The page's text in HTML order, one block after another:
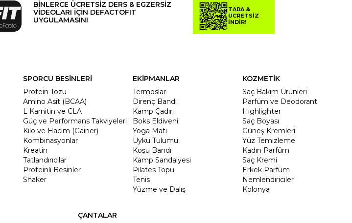
BİNLERCE ÜCRETSİZ DERS & EGZERSİZ
VİDEOLARI İÇİN DEFACTOFIT
UYGULAMASINI
TARA &
ÜCRETSİZ
İNDİR!
SPORCU BESİNLERİ
Protein Tozu
Amino Asit (BCAA)
L Karnitin ve CLA
Güç ve Performans Takviyeleri
Kilo ve Hacim (Gainer)
Kombinasyonlar
Kreatin
Tatlandırıcılar
Proteinli Besinler
Shaker
EKİPMANLAR
Termoslar
Direnç Bandı
Kamp Çadırı
Boks Eldiveni
Yoga Matı
Uyku Tulumu
Koşu Bandı
Kamp Sandalyesi
Pilates Topu
Tenis
Yüzme ve Dalış
KOZMETİK
Saç Bakım Ürünleri
Parfüm ve Deodorant
Highlighter
Saç Boyası
Güneş Kremleri
Yüz Temizleme
Kadın Parfüm
Saç Kremi
Erkek Parfüm
Nemlendiriciler
Kolonya
ÇANTALAR